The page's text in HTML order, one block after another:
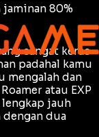
jaminan 80%
sangat keras
padahal kamu
mengalah dan
Roamer atau EXP
jauh
dua